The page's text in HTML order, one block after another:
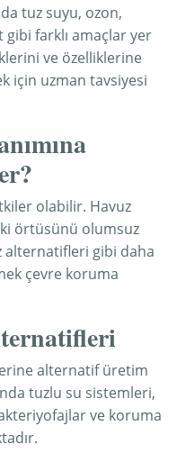
tuz suyu, ozon,
gibi farklı amaçlar yer
ve özelliklerine
için uzman tavsiyesi
olabilir. Havuz
örtüsünü olumsuz
alternatifleri gibi daha
çevre koruma
alternatif üretim
tuzlu su sistemleri,
ve koruma